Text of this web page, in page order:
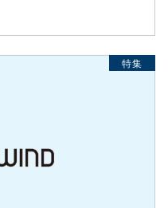
特集